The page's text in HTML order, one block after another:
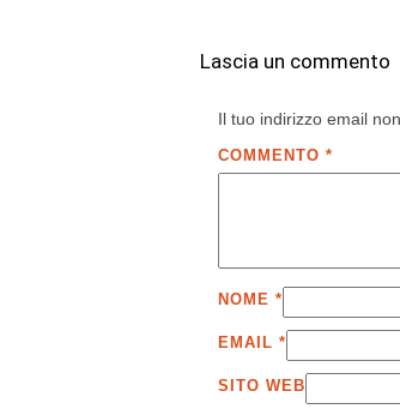
Lascia un commento
Il tuo indirizzo email
COMMENTO *
NOME *
EMAIL *
SITO WEB